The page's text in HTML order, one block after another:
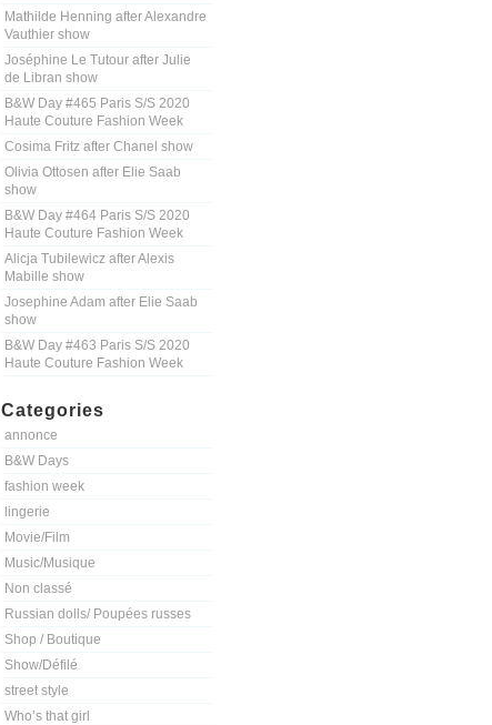
Mathilde Henning after Alexandre
Vauthier show
Joséphine Le Tutour after Julie
de Libran show
B&W Day #465 Paris S/S 2020
Haute Couture Fashion Week
Cosima Fritz after Chanel show
Olivia Ottosen after Elie Saab
show
B&W Day #464 Paris S/S 2020
Haute Couture Fashion Week
Alicja Tubilewicz after Alexis
Mabille show
Josephine Adam after Elie Saab
show
B&W Day #463 Paris S/S 2020
Haute Couture Fashion Week
Categories
annonce
B&W Days
fashion week
lingerie
Movie/Film
Music/Musique
Non classé
Russian dolls/ Poupées russes
Shop / Boutique
Show/Défilé
street style
Who’s that girl